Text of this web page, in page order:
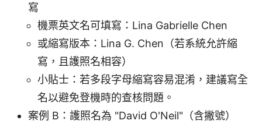
寫
機票英文名可填寫：Lina Gabrielle Chen
或縮寫版本：Lina G. Chen（若系統允許縮
寫，且護照名相容）
小貼士：若多段字母縮寫容易混淆，建議寫全
名以避免登機時的查核問題。
案例 B：護照名為 "David O'Neil"（含撇號）